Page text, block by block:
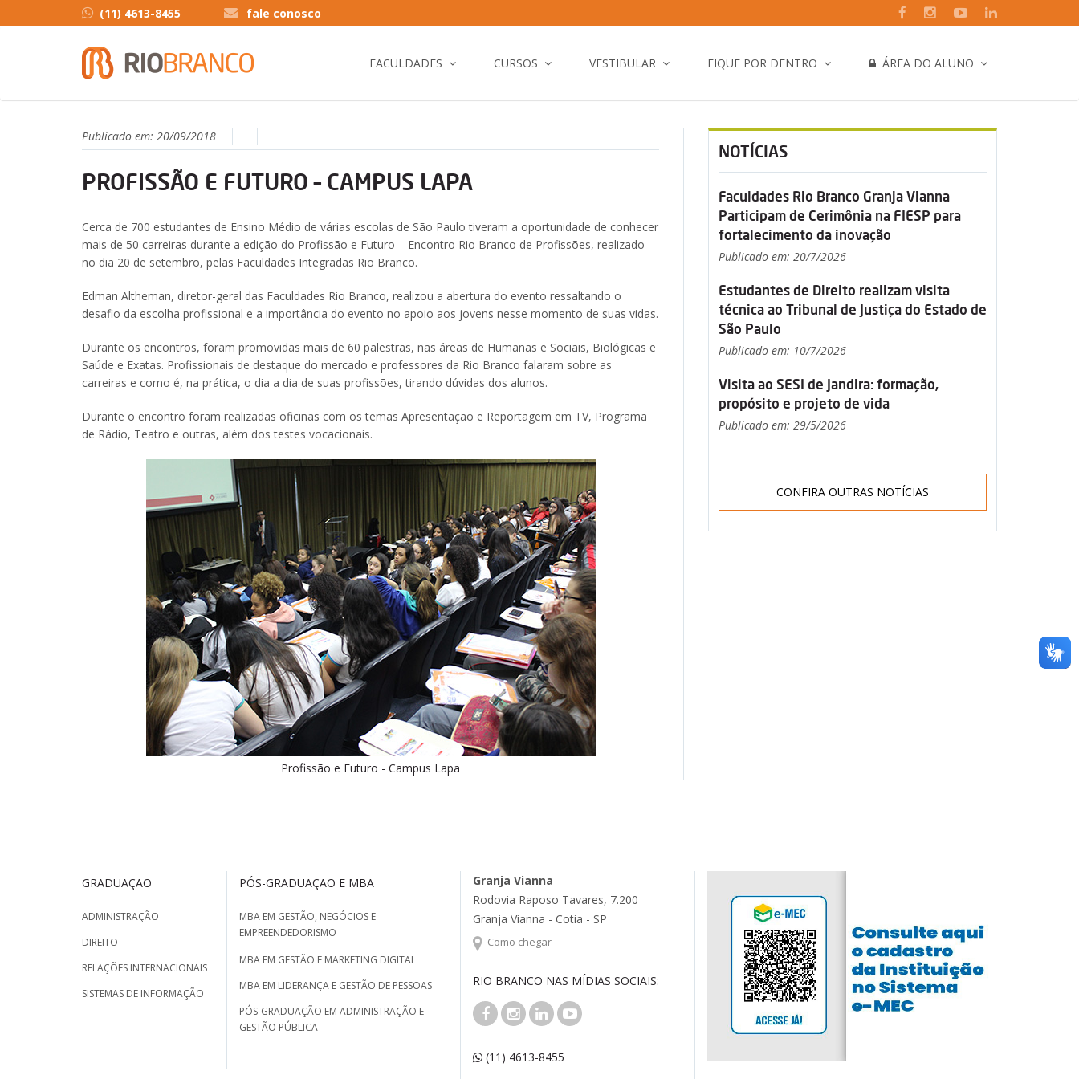
(11) 4613-8455 fale conosco
FACULDADES CURSOS VESTIBULAR FIQUE POR DENTRO ÁREA DO ALUNO
Publicado em: 20/09/2018
PROFISSÃO E FUTURO – CAMPUS LAPA
Cerca de 700 estudantes de Ensino Médio de várias escolas de São Paulo tiveram a oportunidade de conhecer
mais de 50 carreiras durante a edição do Profissão e Futuro – Encontro Rio Branco de Profissões, realizado
no dia 20 de setembro, pelas Faculdades Integradas Rio Branco.
Edman Altheman, diretor-geral das Faculdades Rio Branco, realizou a abertura do evento ressaltando o
desafio da escolha profissional e a importância do evento no apoio aos jovens nesse momento de suas vidas.
Durante os encontros, foram promovidas mais de 60 palestras, nas áreas de Humanas e Sociais, Biológicas e
Saúde e Exatas. Profissionais de destaque do mercado e professores da Rio Branco falaram sobre as
carreiras e como é, na prática, o dia a dia de suas profissões, tirando dúvidas dos alunos.
Durante o encontro foram realizadas oficinas com os temas Apresentação e Reportagem em TV, Programa
de Rádio, Teatro e outras, além dos testes vocacionais.
Profissão e Futuro - Campus Lapa
NOTÍCIAS
Faculdades Rio Branco Granja Vianna
Participam de Cerimônia na FIESP para
fortalecimento da inovação
Publicado em: 20/7/2026
Estudantes de Direito realizam visita
técnica ao Tribunal de Justiça do Estado de
São Paulo
Publicado em: 10/7/2026
Visita ao SESI de Jandira: formação,
propósito e projeto de vida
Publicado em: 29/5/2026
CONFIRA OUTRAS NOTÍCIAS
GRADUAÇÃO
ADMINISTRAÇÃO
DIREITO
RELAÇÕES INTERNACIONAIS
SISTEMAS DE INFORMAÇÃO
PÓS-GRADUAÇÃO E MBA
MBA EM GESTÃO, NEGÓCIOS E
EMPREENDEDORISMO
MBA EM GESTÃO E MARKETING DIGITAL
MBA EM LIDERANÇA E GESTÃO DE PESSOAS
PÓS-GRADUAÇÃO EM ADMINISTRAÇÃO E
GESTÃO PÚBLICA
Granja Vianna
Rodovia Raposo Tavares, 7.200
Granja Vianna - Cotia - SP
Como chegar
RIO BRANCO NAS MÍDIAS SOCIAIS:
(11) 4613-8455